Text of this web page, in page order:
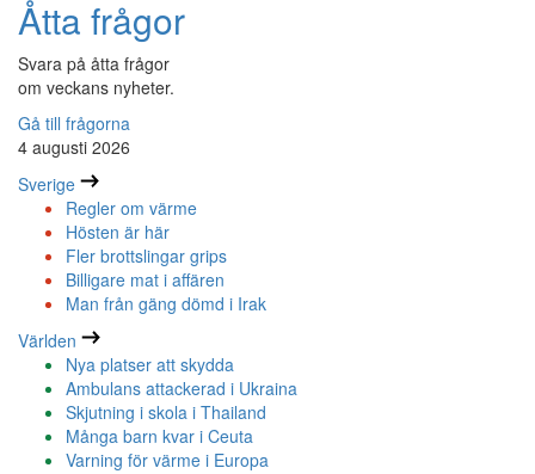
Åtta frågor
Svara på åtta frågor
om veckans nyheter.
Gå till frågorna
4 augusti 2026
Sverige
Regler om värme
Hösten är här
Fler brottslingar grips
Billigare mat i affären
Man från gäng dömd i Irak
Världen
Nya platser att skydda
Ambulans attackerad i Ukraina
Skjutning i skola i Thailand
Många barn kvar i Ceuta
Varning för värme i Europa